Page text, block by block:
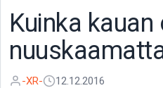
Kuinka kauan
-XR- 12.12.2016